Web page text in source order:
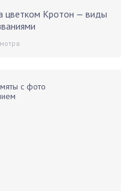
цветком Кротон — виды